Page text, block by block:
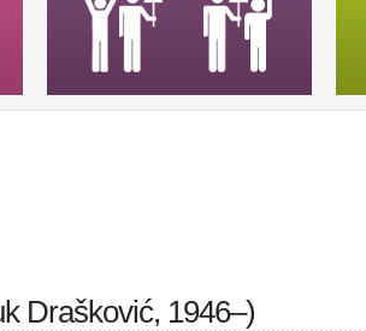
Drašković, 1946–)